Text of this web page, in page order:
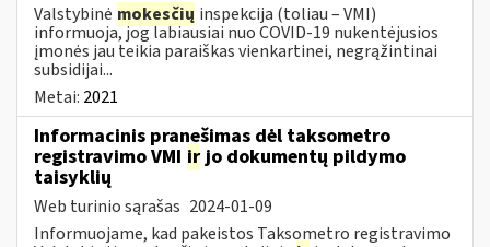
Valstybinė mokesčių inspekcija (toliau – VMI)
informuoja, jog labiausiai nuo COVID-19 nukentėjusios
įmonės jau teikia paraiškas vienkartinei, negrąžintinai
subsidijai...
Metai: 2021
Informacinis pranešimas dėl taksometro
registravimo VMI irjo dokumentų pildymo
taisyklių
Web turinio sąrašas 2024-01-09
Informuojame, kad pakeistos Taksometro registravimo